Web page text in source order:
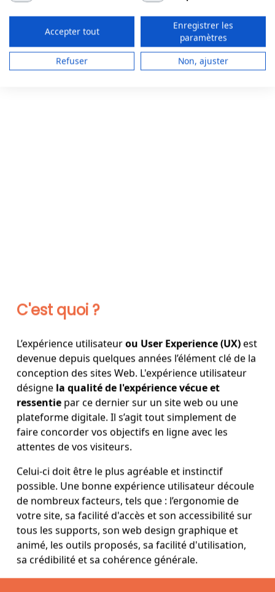
C'est quoi ?
L’expérience utilisateurou User Experience (UX)est
devenue depuis quelques années l’élément clé de la
conception des sites Web. L'expérience utilisateur
désigne la qualité de l'expérience vécue et
ressentiepar ce dernier sur un site web ou une
plateforme digitale. Il s’agit tout simplement de
faire concorder vos objectifs en ligne avec les
attentes de vos visiteurs.
Celui-ci doit être le plus agréable et instinctif
possible. Une bonne expérience utilisateur découle
de nombreux facteurs, tels que : l’ergonomie de
votre site, sa facilité d'accès et son accessibilité sur
tous les supports, son web design graphique et
animé, les outils proposés, sa facilité d'utilisation,
sa crédibilité et sa cohérence générale.
Accepter tout
Enregistrer les
paramètres
Refuser
Non, ajuster